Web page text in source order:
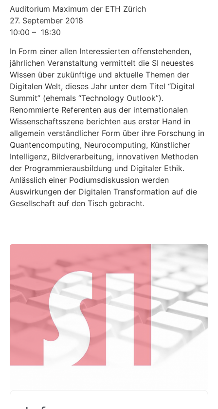
Auditorium Maximum der ETH Zürich
27. September 2018
10:00 – 18:30
In Form einer allen Interessierten offenstehenden,
jährlichen Veranstaltung vermittelt die SI neuestes
Wissen über zukünftige und aktuelle Themen der
Digitalen Welt, dieses Jahr unter dem Titel “Digital
Summit” (ehemals “Technology Outlook”).
Renommierte Referenten aus der internationalen
Wissenschaftsszene berichten aus erster Hand in
allgemein verständlicher Form über ihre Forschung in
Quantencomputing, Neurocomputing, Künstlicher
Intelligenz, Bildverarbeitung, innovativen Methoden
der Programmierausbildung und Digitaler Ethik.
Anlässlich einer Podiumsdiskussion werden
Auswirkungen der Digitalen Transformation auf die
Gesellschaft auf den Tisch gebracht.